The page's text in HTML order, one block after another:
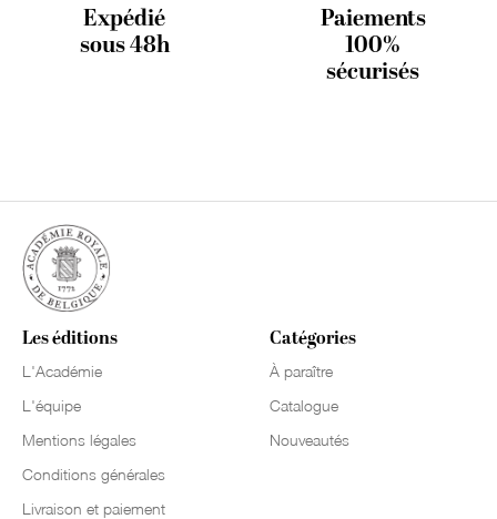
Expédié
sous 48h
Paiements
100%
sécurisés
Les éditions
L'Académie
L'équipe
Mentions légales
Conditions générales
Livraison et paiement
Catégories
À paraître
Catalogue
Nouveautés